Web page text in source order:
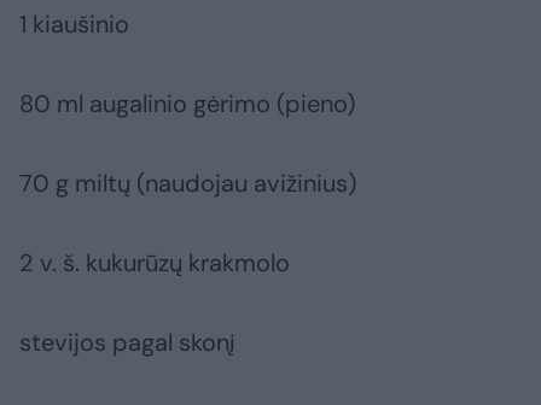
1 kiaušinio
80 ml augalinio gėrimo (pieno)
70 g miltų (naudojau avižinius)
2 v. š. kukurūzų krakmolo
stevijos pagal skonį